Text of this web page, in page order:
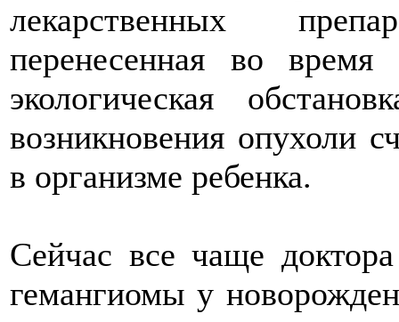
лекарственных
перенесенная во
экологическая
возникновения опухоли
в организме ребенка.
Сейчас все чаще
гемангиомы у